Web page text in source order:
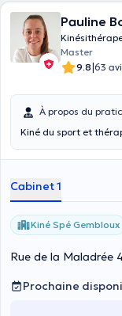
Pauline
Master
9.8|63
À propos du
Kiné du sport et
Cabinet 1
Kiné Spé Gembloux
Rue de la Maladrée
Prochaine